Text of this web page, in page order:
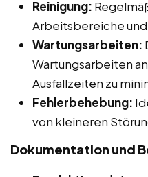
Reinigung:
Arbeitsbereiche und
Wartungsarbeiten:
Wartungsarbeiten
Ausfallzeiten zu
Fehlerbehebung:
von kleineren
Dokumentation und